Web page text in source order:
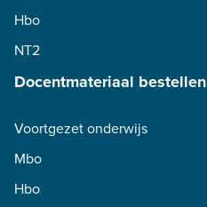
Hbo
NT2
Docentmateriaal bestellen
Voortgezet onderwijs
Mbo
Hbo